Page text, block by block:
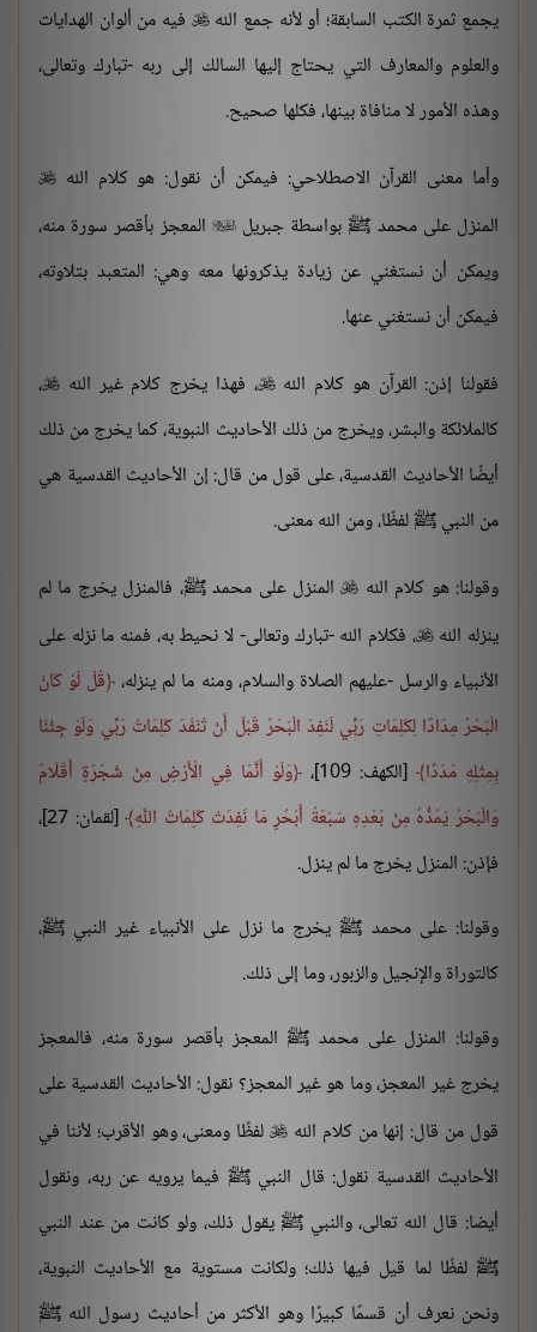
يجمع ثمرة الكتب السابقة؛ أو لأنه جمع الله فيه من ألوان الهدايات
والعلوم والمعارف التي يحتاج إليها السالك إلى ربه -تبارك وتعالى،
وهذه الأمور لا منافاة بينها، فكلها صحيح.
وأما معنى القرآن الاصطلاحي: فيمكن أن نقول: هو كلام الله 
المنزل على محمد ﷺ بواسطة جبريل المعجز بأقصر سورة منه،
ويمكن أن نستغني عن زيادة يذكرونها معه وهي: المتعبد بتلاوته،
فيمكن أن نستغني عنها.
فقولنا إذن: القرآن هو كلام الله، فهذا يخرج كلام غير الله ،
كالملائكة والبشر، ويخرج من ذلك الأحاديث النبوية، كما يخرج من ذلك
أيضًا الأحاديث القدسية، على قول من قال: إن الأحاديث القدسية هي
من النبي ﷺ لفظًا، ومن الله معنى.
وقولنا: هو كلام الله المنزل على محمد ﷺ، فالمنزل يخرج ما لم
ينزله الله، فكلام الله -تبارك وتعالى- لا نحيط به، فمنه ما نزله على
الأنبياء والرسل -عليهم الصلاة والسلام، ومنه ما لم ينزله، قُلْ لَوْ كَانَ
الْبَحْرُ مِدَادًا لِكَلِمَاتِ رَبِّي لَنَفِدَ الْبَحْرُ قَبْلَ أَنْ تَنْفَدَ كَلِمَاتُ رَبِّي وَلَوْ جِئْنَا
بِمِثْلِهِ مَدَدًا [الكهف: 109]،
وَلَوْ أَنَّمَا فِي الْأَرْضِ مِنْ شَجَرَةٍ أَقْلَامٌ
وَالْبَحْرُ يَمُدُّهُ مِنْ بَعْدِهِ سَبْعَةُ أَبْحُرٍ مَا نَفِدَتْ كَلِمَاتُ اللَّهِ
[لقمان: 27]،
فإذن: المنزل يخرج ما لم ينزل.
وقولنا: على محمد ﷺ يخرج ما نزل على الأنبياء غير النبي ﷺ،
كالتوراة والإنجيل والزبور، وما إلى ذلك.
وقولنا: المنزل على محمد ﷺ المعجز بأقصر سورة منه، فالمعجز
يخرج غير المعجز، وما هو غير المعجز؟ نقول: الأحاديث القدسية على
قول من قال: إنها من كلام الله لفظًا ومعنى، وهو الأقرب؛ لأننا في
الأحاديث القدسية نقول: قال النبي ﷺ فيما يرويه عن ربه، ونقول
أيضا: قال الله تعالى، والنبي ﷺ يقول ذلك، ولو كانت من عند النبي
ﷺ لفظًا لما قيل فيها ذلك؛ ولكانت مستوية مع الأحاديث النبوية،
ونحن نعرف أن قسمًا كبيرًا وهو الأكثر من أحاديث رسول الله ﷺ